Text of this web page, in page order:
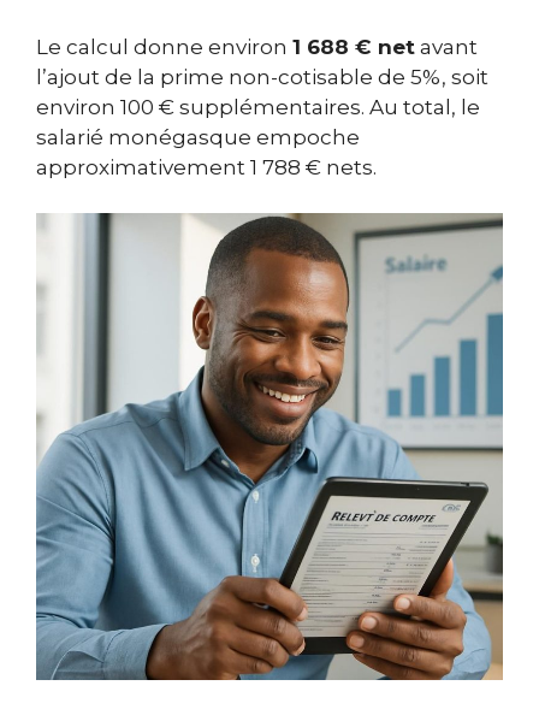
Le calcul donne environ 1 688 € net avant
l’ajout de la prime non-cotisable de 5%, soit
environ 100 € supplémentaires. Au total, le
salarié monégasque empoche
approximativement 1 788 € nets.